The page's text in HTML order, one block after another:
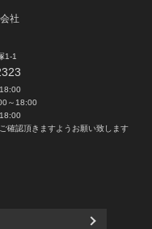
社
1-1
～18:00
確認頂きますようお願い致します